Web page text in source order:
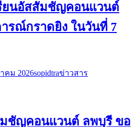
ยนอัสสัมชัญคอนแวนต์
รณ์กราดยิง ในวันที่ 7
คม 2026sopidtraข่าวสาร
มชัญคอนแวนต์ ลพบุรี ขอ